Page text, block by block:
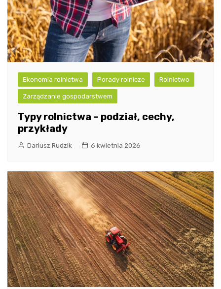
Ekonomia rolnictwa Porady rolnicze Rolnictwo
Zarządzanie gospodarstwem
Typy rolnictwa – podział, cechy,
przykłady
Dariusz Rudzik 6 kwietnia 2026